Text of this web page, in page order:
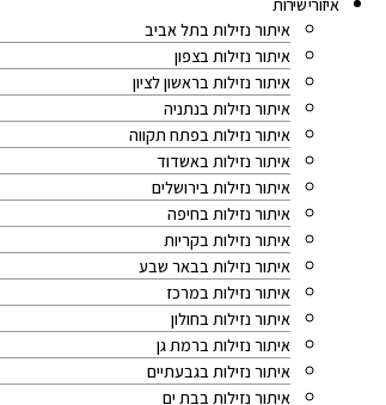
איתור נזילות בתל אביב
איתור נזילות בצפון
איתור נזילות בראשון לציון
איתור נזילות בנתניה
איתור נזילות בפתח תקווה
איתור נזילות באשדוד
איתור נזילות בירושלים
איתור נזילות בחיפה
איתור נזילות בקריות
איתור נזילות בבאר שבע
איתור נזילות במרכז
איתור נזילות בחולון
איתור נזילות ברמת גן
איתור נזילות בגבעתיים
איתור נזילות בבת ים